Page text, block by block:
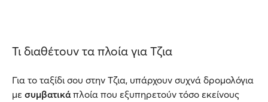
Τι διαθέτουν τα πλοία για Τζια
Για το ταξίδι σου στην Τζια, υπάρχουν συχνά δρομολόγια
με συμβατικάπλοία που εξυπηρετούν τόσο εκείνους